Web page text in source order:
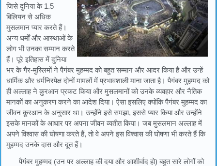
जिसे दुनिया के 1.5
बिलियन से अधिक
मुसलमान प्यार करते हैं।
अन्य धर्मों और आस्थाओं के
लोग भी उनका सम्मान करते
हैं। पूरे इतिहास में दुनिया
भर के गैर-मुस्लिमों ने पैगंबर मुहम्मद को बहुत सम्मान और आदर किया है और उन्हें
धार्मिक और धर्मनिरपेक्ष दोनों मामलों में प्रभावशाली माना जाता है। पैगंबर मुहम्मद को
ही अल्लाह ने क़ुरआन प्रकट किया और मुसलमानों को उनके व्यवहार और नैतिक
मानकों का अनुकरण करने का आदेश दिया। ऐसा इसलिए क्योंकि पैगंबर मुहम्मद का
जीवन क़ुरआन के अनुसार था। उन्होंने इसे समझा, इससे प्यार किया और उन्होंने
इसके मानकों के आधार पर अपना जीवन व्यतीत किया। जब मुसलमान अल्लाह में
अपने विश्वास की घोषणा करते हैं, तो वे अपने इस विश्वास की घोषणा भी करते हैं कि
मुहम्मद उनके दास और दूत हैं।
पैगंबर मुहम्मद (उन पर अल्लाह की दया और आशीर्वाद हो) बहुत सारे लोगों को